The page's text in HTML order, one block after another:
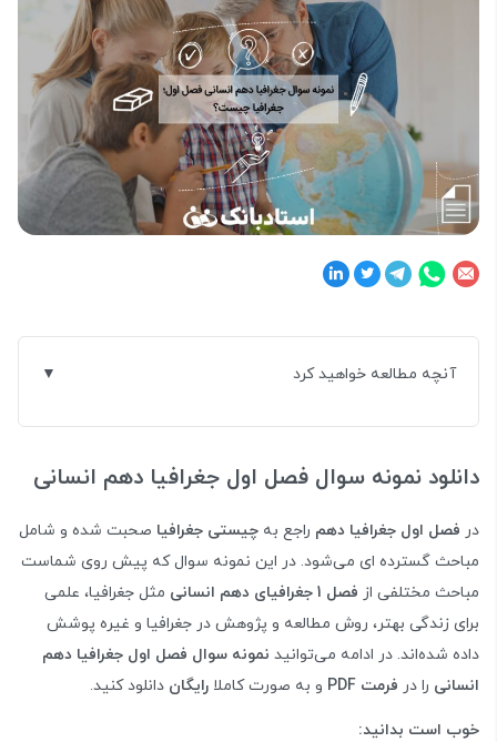
آنچه مطالعه خواهید کرد
دانلود نمونه سوال فصل اول جغرافیا دهم انسانی
در فصل اول جغرافیا دهم راجع به چیستی جغرافیا صحبت شده و شامل
مباحث گسترده ای می‌شود. در این نمونه سوال که پیش روی شماست
مباحث مختلفی از فصل 1 جغرافیای دهم انسانی
مثل جغرافیا، علمی
برای زندگی بهتر، روش مطالعه و پژوهش در جغرافیا و غیره پوشش
داده شده‌اند. در ادامه می‌توانید نمونه سوال فصل اول جغرافیا دهم
انسانی را در فرمت PDF و به صورت کاملا رایگان دانلود کنید.
خوب است بدانید: